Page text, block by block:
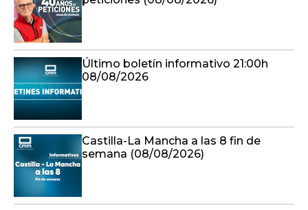
Último boletín informativo 21:00h
08/08/2026
Castilla-La Mancha a las 8 fin de
semana (08/08/2026)